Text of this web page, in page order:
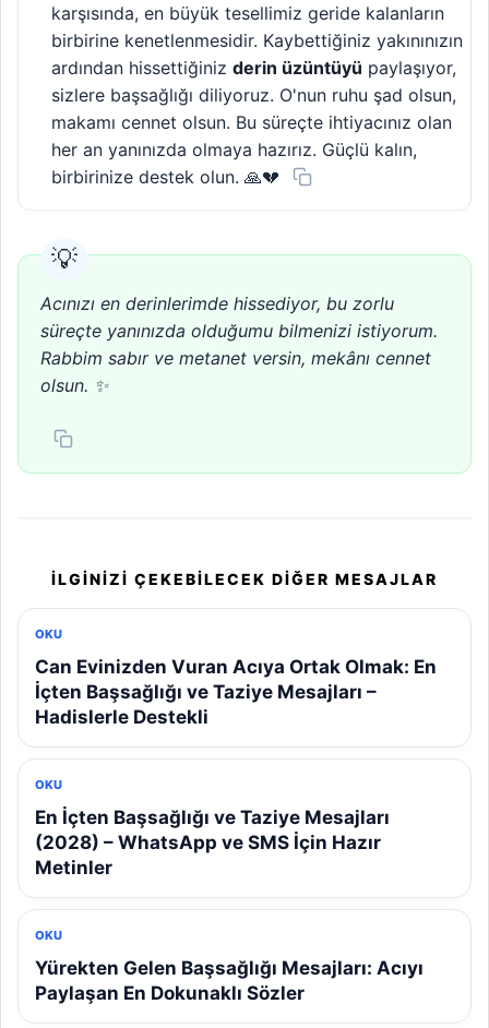
karşısında, en büyük tesellimiz geride kalanların
birbirine kenetlenmesidir. Kaybettiğiniz yakınınızın
ardından hissettiğiniz derin üzüntüyü paylaşıyor,
sizlere başsağlığı diliyoruz. O'nun ruhu şad olsun,
makamı cennet olsun. Bu süreçte ihtiyacınız olan
her an yanınızda olmaya hazırız. Güçlü kalın,
birbirinize destek olun. 🙏💔
Acınızı en derinlerimde hissediyor, bu zorlu
süreçte yanınızda olduğumu bilmenizi istiyorum.
Rabbim sabır ve metanet versin, mekânı cennet
olsun. ✨
İLGINIZI ÇEKEBILECEK DIĞER MESAJLAR
OKU
Can Evinizden Vuran Acıya Ortak Olmak: En
İçten Başsağlığı ve Taziye Mesajları –
Hadislerle Destekli
OKU
En İçten Başsağlığı ve Taziye Mesajları
(2028) – WhatsApp ve SMS İçin Hazır
Metinler
OKU
Yürekten Gelen Başsağlığı Mesajları: Acıyı
Paylaşan En Dokunaklı Sözler